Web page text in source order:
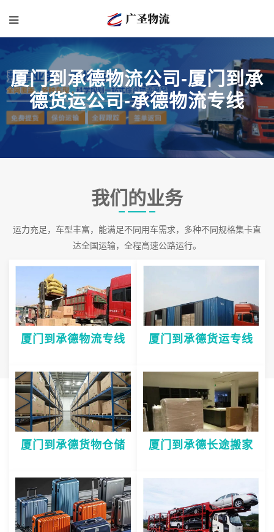
厦门到承德物流公司-厦门到承
德货运公司-承德物流专线
我们的业务
运力充足，车型丰富，能满足不同用车需求，多种不同规格集卡直
达全国运输，全程高速公路运行。
厦门到承德物流专线 厦门到承德货运专线
厦门到承德货物仓储 厦门到承德长途搬家